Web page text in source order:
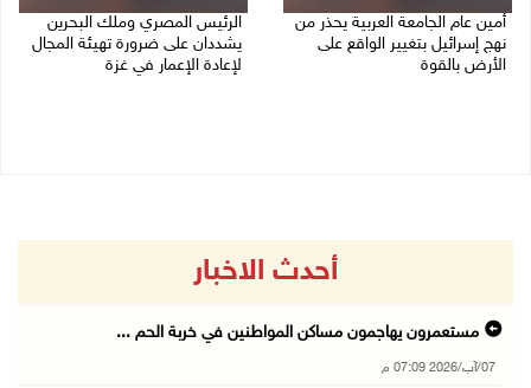
أمين عام الجامعة العربية يحذر من
نهج إسرائيل بتغيير الواقع على
الأرض بالقوة
الرئيس المصري وملك البحرين
يشددان على ضرورة تهيئة المجال
لإعادة الإعمار في غزة
أحدث الاخبار
مستعمرون يهاجمون مساكن المواطنين في خربة الحم ...
07/آب/2026 07:09 م